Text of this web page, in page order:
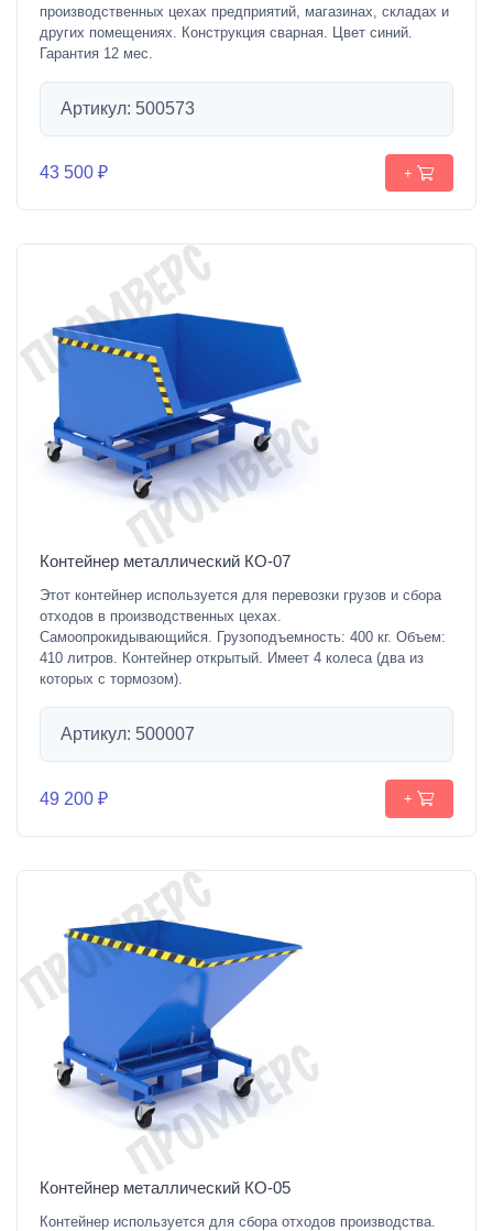
производственных цехах предприятий, магазинах, складах и
других помещениях. Конструкция сварная. Цвет синий.
Гарантия 12 мес.
Артикул: 500573
43 500 ₽ +
Контейнер металлический КО-07
Этот контейнер используется для перевозки грузов и сбора
отходов в производственных цехах.
Самоопрокидывающийся. Грузоподъемность: 400 кг. Объем:
410 литров. Контейнер открытый. Имеет 4 колеса (два из
которых с тормозом).
Артикул: 500007
49 200 ₽ +
Контейнер металлический КО-05
Контейнер используется для сбора отходов производства.